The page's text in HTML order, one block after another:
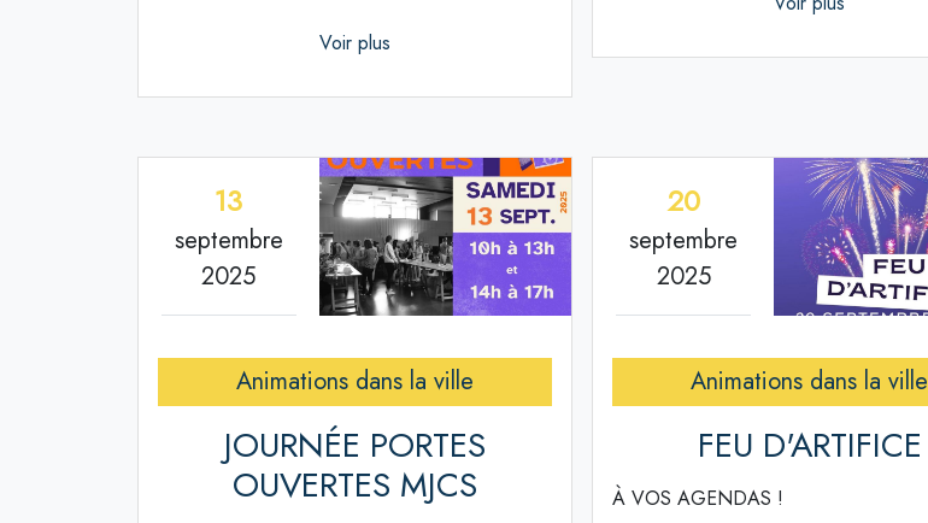
Voir plus
13
septembre
2025
Animations dans la ville
JOURNÉE PORTES
OUVERTES MJCS
20
septembre
2025
Animations dans la ville
FEU D'ARTIFICE
À VOS AGENDAS !